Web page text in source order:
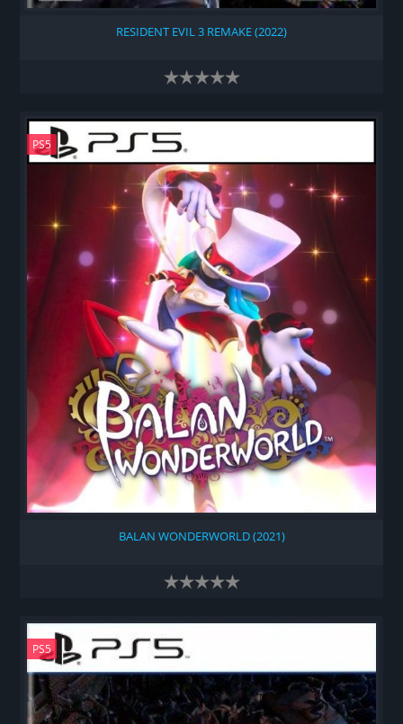
RESIDENT EVIL 3 REMAKE (2022)
PS5
BALAN WONDERWORLD (2021)
PS5